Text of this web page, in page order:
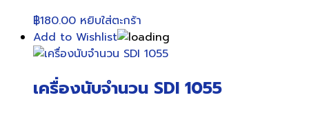
฿180.00 หยิบใส่ตะกร้า
Add to Wishlist
เครื่องนับจำนวน SDI 1055